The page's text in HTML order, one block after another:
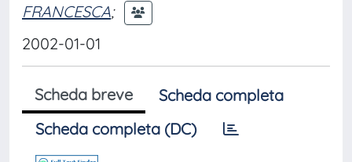
FRANCESCA;
2002-01-01
Scheda breve
Scheda completa
Scheda completa (DC)